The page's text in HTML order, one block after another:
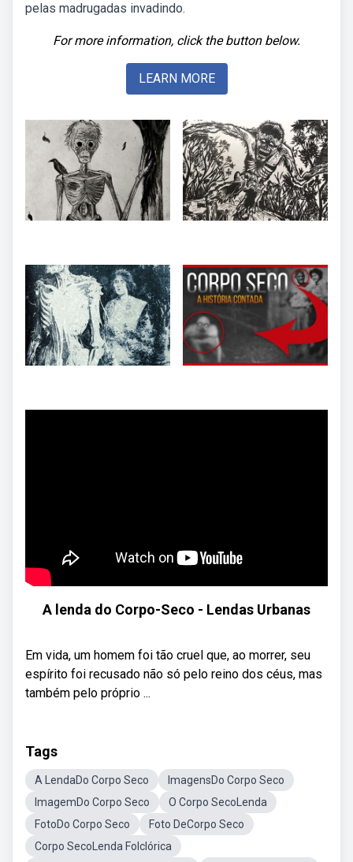
pelas madrugadas invadindo.
For more information, click the button below.
LEARN MORE
A lenda do Corpo-Seco - Lendas Urbanas
Em vida, um homem foi tão cruel que, ao morrer, seu
espírito foi recusado não só pelo reino dos céus, mas
também pelo próprio ...
Tags
A LendaDo Corpo Seco
ImagensDo Corpo Seco
ImagemDo Corpo Seco
O Corpo SecoLenda
FotoDo Corpo Seco
Foto DeCorpo Seco
Corpo SecoLenda Folclórica